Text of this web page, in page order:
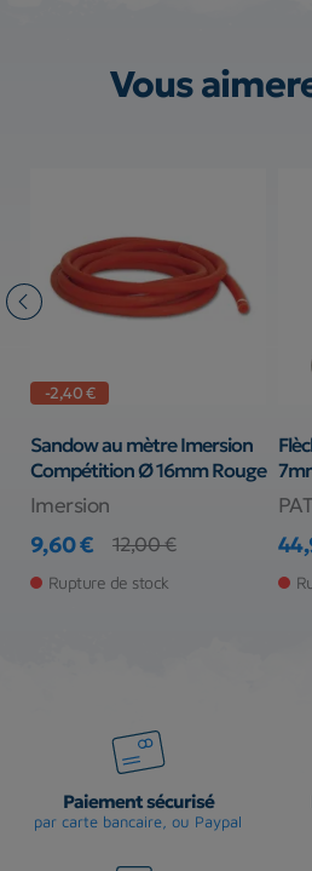
Vous
-2,40 €
Sandow au mètre Imersion
Compétition Ø 16mm Rouge
Imersion
Prix
9,60 €
Prix de base
12,00 €
Rupture de stock
Prix
Paiement sécurisé
par carte bancaire, ou Paypal